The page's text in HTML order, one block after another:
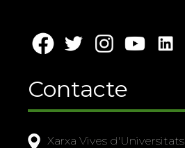
Contacte
Xarxa Vives d'Universitats